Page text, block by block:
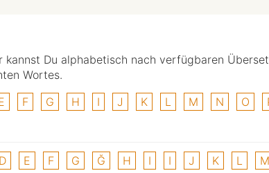
kannst Du alphabetisch nach verfügbaren
Wortes.
F G H I J K L M N O
D E F G Ğ H I I J K L M